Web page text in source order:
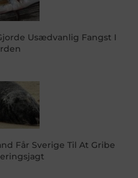
Usædvanlig Fangst I
Får Sverige Til At Gribe